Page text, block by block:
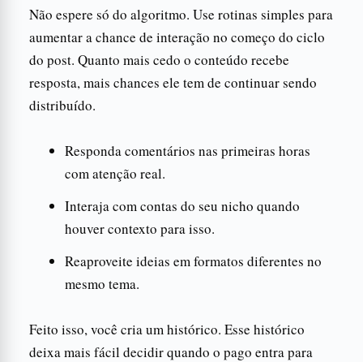
Não espere só do algoritmo. Use rotinas simples para
aumentar a chance de interação no começo do ciclo
do post. Quanto mais cedo o conteúdo recebe
resposta, mais chances ele tem de continuar sendo
distribuído.
Responda comentários nas primeiras horas
com atenção real.
Interaja com contas do seu nicho quando
houver contexto para isso.
Reaproveite ideias em formatos diferentes no
mesmo tema.
Feito isso, você cria um histórico. Esse histórico
deixa mais fácil decidir quando o pago entra para